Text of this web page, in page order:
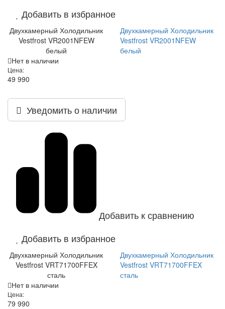
Добавить в избранное
Двухкамерный Холодильник
Vestfrost VR2001NFEW
белый
Двухкамерный Холодильник
Vestfrost VR2001NFEW
белый
Нет в наличии
Цена:
49 990
Уведомить о наличии
Добавить к сравнению
Добавить в избранное
Двухкамерный Холодильник
Vestfrost VRT71700FFEX
сталь
Двухкамерный Холодильник
Vestfrost VRT71700FFEX
сталь
Нет в наличии
Цена:
79 990